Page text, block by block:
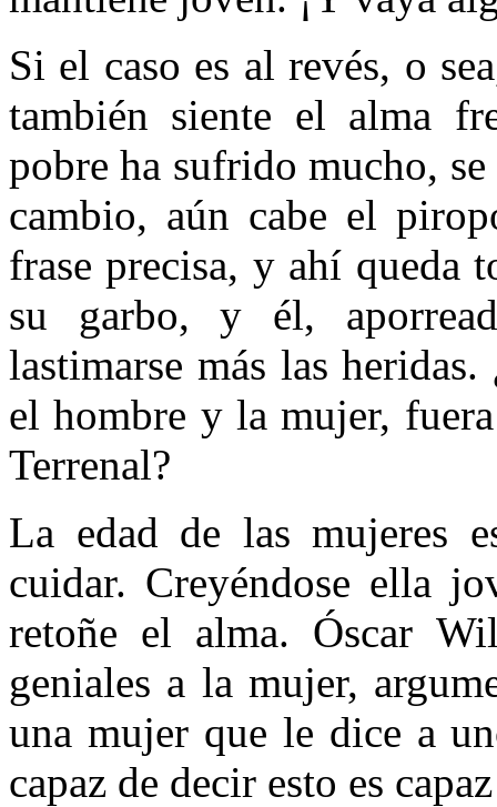
Si el caso es al revés, o
también siente el alma
pobre ha sufrido mucho,
cambio, aún cabe el
frase precisa, y ahí queda
su garbo, y él,
lastimarse más las
el hombre y la mu­jer,
Terrenal?
La edad de las mujeres
cuidar. Creyéndose ella
retoñe el alma. Óscar
geniales a la mujer,
una mujer que le dice a
capaz de decir esto es